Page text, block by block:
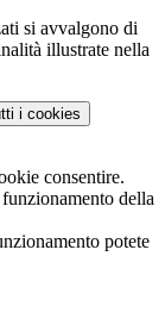
si avvalgono di
illustrate nella
i cookies
consentire.
della
potete